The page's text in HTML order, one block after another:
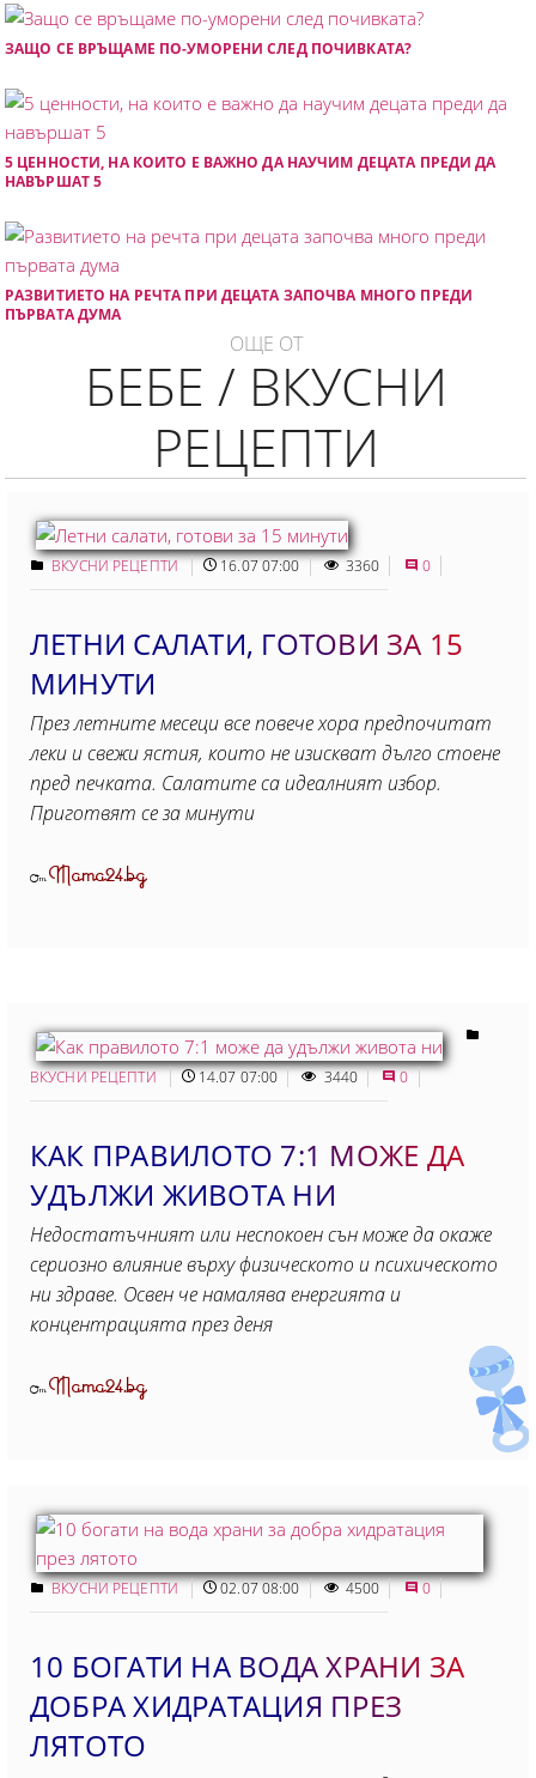
ЗАЩО СЕ ВРЪЩАМЕ ПО-УМОРЕНИ СЛЕД ПОЧИВКАТА?
5 ЦЕННОСТИ, НА КОИТО Е ВАЖНО ДА НАУЧИМ ДЕЦАТА ПРЕДИ ДА
НАВЪРШАТ 5
РАЗВИТИЕТО НА РЕЧТА ПРИ ДЕЦАТА ЗАПОЧВА МНОГО ПРЕДИ
ПЪРВАТА ДУМА
ОЩЕ ОТ
БЕБЕ / ВКУСНИ
РЕЦЕПТИ
ВКУСНИ РЕЦЕПТИ 16.07 07:00 3360 0
ЛЕТНИ САЛАТИ, ГОТОВИ ЗА 15
МИНУТИ
През летните месеци все повече хора предпочитат
леки и свежи ястия, които не изискват дълго стоене
пред печката. Салатите са идеалният избор.
Приготвят се за минути
ОтMama24.bg
ВКУСНИ РЕЦЕПТИ 14.07 07:00 3440 0
КАК ПРАВИЛОТО 7:1 МОЖЕ ДА
УДЪЛЖИ ЖИВОТА НИ
Недостатъчният или неспокоен сън може да окаже
сериозно влияние върху физическото и психическото
ни здраве. Освен че намалява енергията и
концентрацията през деня
ОтMama24.bg
ВКУСНИ РЕЦЕПТИ 02.07 08:00 4500 0
10 БОГАТИ НА ВОДА ХРАНИ ЗА
ДОБРА ХИДРАТАЦИЯ ПРЕЗ
ЛЯТОТО